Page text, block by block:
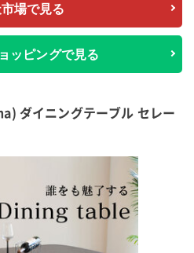
場で見る
ッピングで見る
ダイニングテーブル セレー